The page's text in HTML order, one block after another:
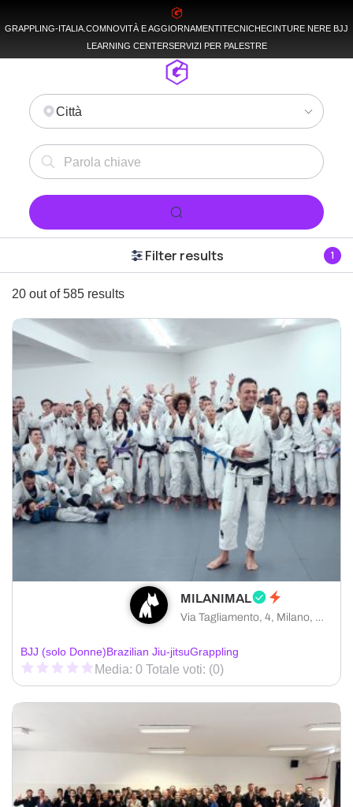
GRAPPLING-ITALIA.COMNOVITÀ E AGGIORNAMENTITECNICHECINTURE NERE BJJ
LEARNING CENTERSERVIZI PER PALESTRE
Città
Filter results 1
20 out of 585 results
MILANIMAL
Via Tagliamento, 4, Milano, MI
BJJ (solo Donne)Brazilian Jiu-jitsuGrappling
Media: 0 Totale voti: (0)